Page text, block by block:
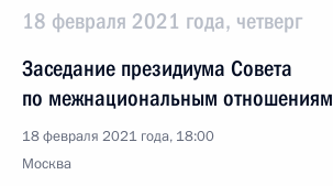
18 февраля 2021 года, четверг
Заседание президиума Совета
по межнациональным отношениям
18 февраля 2021 года, 18:00
Москва